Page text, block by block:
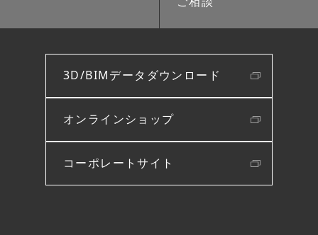
3D/BIMデータダウンロード
オンラインショップ
コーポレートサイト